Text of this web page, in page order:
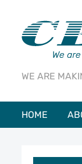
WE ARE
HOME